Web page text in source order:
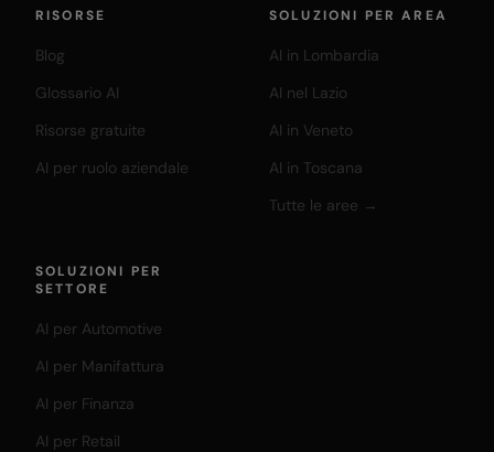
RISORSE
Blog
Glossario AI
Risorse gratuite
AI per ruolo aziendale
SOLUZIONI PER AREA
AI in Lombardia
AI nel Lazio
AI in Veneto
AI in Toscana
Tutte le aree →
SOLUZIONI PER
SETTORE
AI per Automotive
AI per Manifattura
AI per Finanza
AI per Retail